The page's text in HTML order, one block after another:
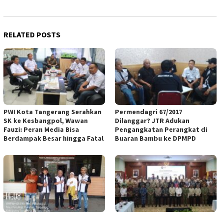
RELATED POSTS
PWI Kota Tangerang Serahkan
SK ke Kesbangpol, Wawan
Fauzi: Peran Media Bisa
Berdampak Besar hingga Fatal
Permendagri 67/2017
Dilanggar? JTR Adukan
Pengangkatan Perangkat di
Buaran Bambu ke DPMPD